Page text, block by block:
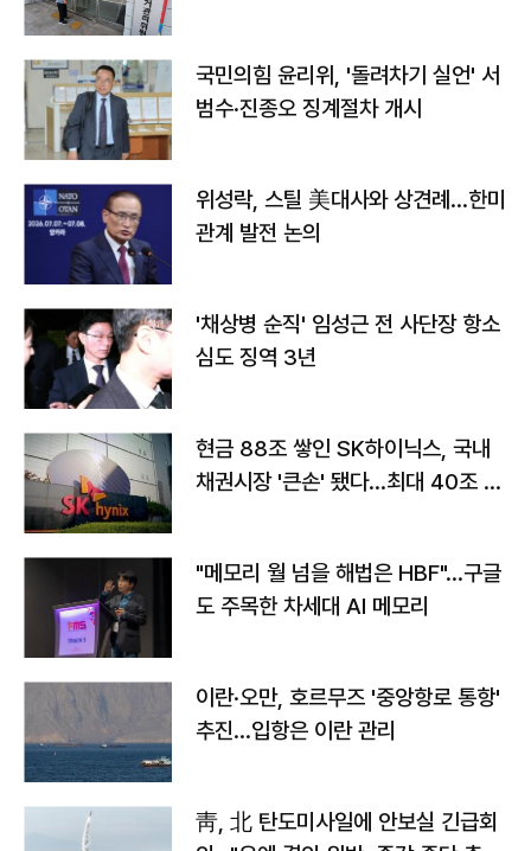
국민의힘 윤리위, '돌려차기 실언' 서
범수·진종오 징계절차 개시
위성락, 스틸 美대사와 상견례…한미
관계 발전 논의
'채상병 순직' 임성근 전 사단장 항소
심도 징역 3년
현금 88조 쌓인 SK하이닉스, 국내
채권시장 '큰손' 됐다…최대 40조 투
"메모리 월 넘을 해법은 HBF"…구글
도 주목한 차세대 AI 메모리
이란·오만, 호르무즈 '중앙항로 통항'
추진…입항은 이란 관리
靑, 北 탄도미사일에 안보실 긴급회